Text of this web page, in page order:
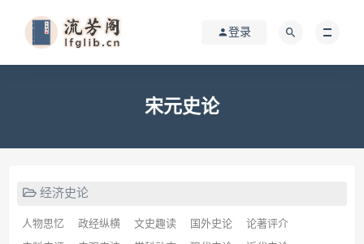
登录
宋元史论
经济史论
人物思忆 政经纵横 文史趣读 国外史论 论著评介